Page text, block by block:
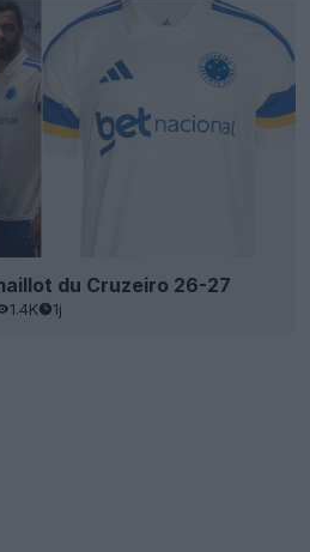
du Cruzeiro 26-27
1.4K 1j